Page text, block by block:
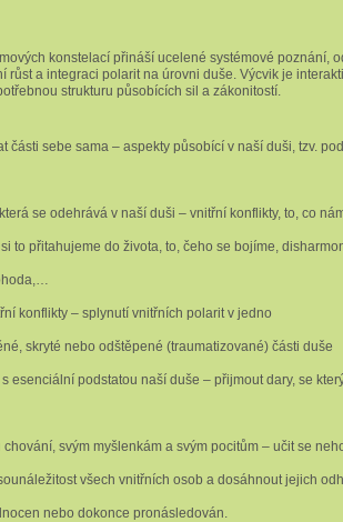
konstelací přináší ucelené systémové poznání,
růst a integraci polarit na úrovni duše. Výcvik je
strukturu působících sil a zákonitostí.
části sebe sama – aspekty působící v naší duši, tzv.
se odehrává v naší duši – vnitřní konflikty, to, co
to přitahujeme do života, to, čeho se bojíme,
konflikty – splynutí vnitřních polarit v jedno
skryté nebo odštěpené (traumatizované) části duše
esenciální podstatou naší duše – přijmout dary, se
svým myšlenkám a svým pocitům – učit se
všech vnitřních osob a dosáhnout jejich
nebo dokonce pronásledován.